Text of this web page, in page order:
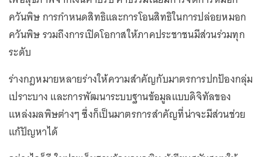
ควันพิษ การกำหนดสิทธิและการโอนสิทธิในการปล่อยหมอก
ควันพิษ รวมถึงการเปิดโอกาสให้ภาคประชาชนมีส่วนร่วมทุก
ระดับ
ร่างกฎหมายหลายร่างให้ความสำคัญกับมาตรการปกป้องกลุ่ม
เปราะบาง และการพัฒนาระบบฐานข้อมูลแบบดิจิทัลของ
แหล่งมลพิษต่างๆ ซึ่งก็เป็นมาตรการสำคัญที่น่าจะมีส่วนช่วย
แก้ปัญหาได้